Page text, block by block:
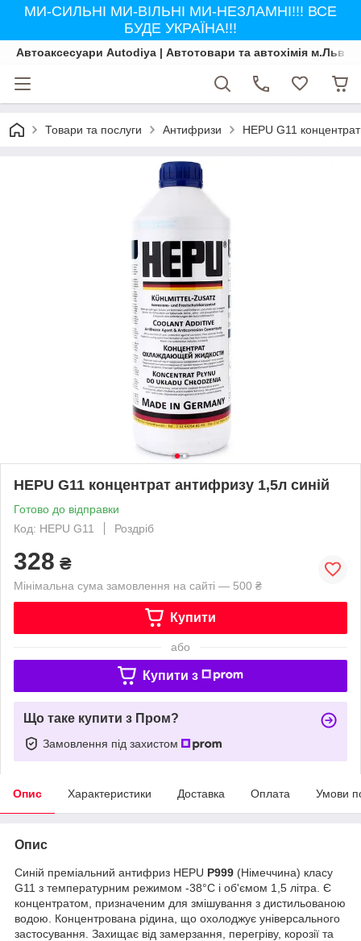
МИ-СИЛЬНІ МИ-ВІЛЬНІ МИ-НЕЗЛАМНІ!!! ВСЕ
БУДЕ УКРАЇНА!!!
Автоаксесуари Autodiya | Автотовари та автохімія м.Львів
Товари та послуги Антифризи HEPU G11
HEPU G11 концентрат антифризу 1,5л синій
Готово до відправки
Код: HEPU G11
Роздріб
328 ₴
Мінімальна сума замовлення на сайті — 500 ₴
Купити
або
Купити з
Що таке купити з Пром?
Замовлення під захистом
Опис Характеристики Доставка Оплата Умови
Опис
Синій преміальний антифриз HEPU P999 (Німеччина) класу
G11 з температурним режимом -38°C і об'ємом 1,5 літра. Є
концентратом, призначеним для змішування з дистильованою
водою. Концентрована рідина, що охолоджує універсального
застосування. Захищає від замерзання, перегріву, корозії та